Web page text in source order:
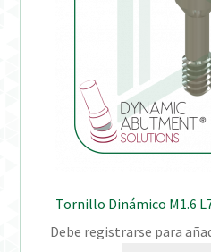
Tornillo Dinámico M1.6
Debe registrarse para